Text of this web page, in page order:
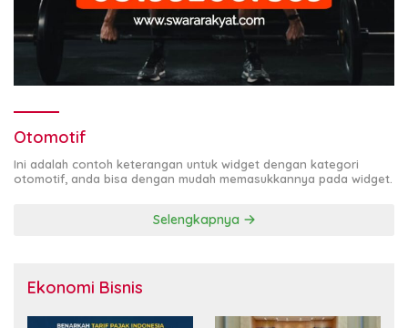
Otomotif
Ini adalah contoh keterangan untuk widget dengan kategori
otomotif, anda bisa dengan mudah memasukkannya pada widget.
Selengkapnya
Ekonomi Bisnis